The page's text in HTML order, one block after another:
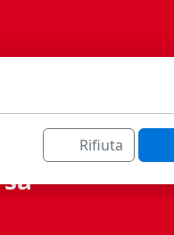
Rifiuta